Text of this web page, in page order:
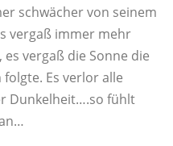
schwächer von seinem
vergaß immer mehr
vergaß die Sonne die
Es verlor alle
Dunkelheit….so fühlt